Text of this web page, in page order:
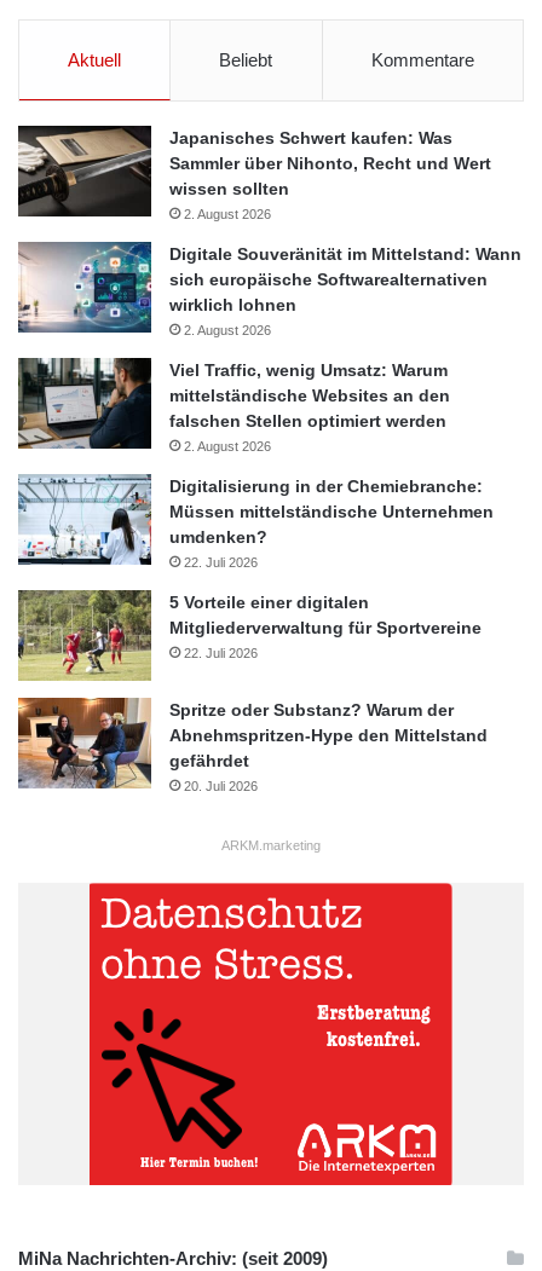
Aktuell Beliebt Kommentare
Japanisches Schwert kaufen: Was
Sammler über Nihonto, Recht und Wert
wissen sollten
2. August 2026
Digitale Souveränität im Mittelstand: Wann
sich europäische Softwarealternativen
wirklich lohnen
2. August 2026
Viel Traffic, wenig Umsatz: Warum
mittelständische Websites an den
falschen Stellen optimiert werden
2. August 2026
Digitalisierung in der Chemiebranche:
Müssen mittelständische Unternehmen
umdenken?
22. Juli 2026
5 Vorteile einer digitalen
Mitgliederverwaltung für Sportvereine
22. Juli 2026
Spritze oder Substanz? Warum der
Abnehmspritzen-Hype den Mittelstand
gefährdet
20. Juli 2026
ARKM.marketing
MiNa Nachrichten-Archiv: (seit 2009)